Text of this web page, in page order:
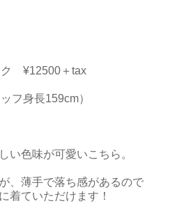
ク ¥12500＋tax
フ身長159cm）
い色味が可愛いこちら。
、薄手で落ち感があるので
着ていただけます！